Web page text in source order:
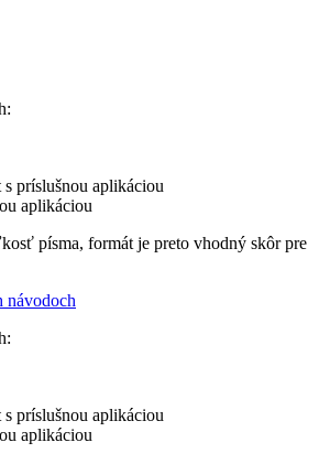
s príslušnou aplikáciou
aplikáciou
písma, formát je preto vhodný skôr pre
návodoch
s príslušnou aplikáciou
aplikáciou